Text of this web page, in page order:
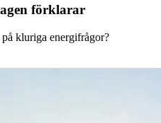
förklarar
kluriga energifrågor?